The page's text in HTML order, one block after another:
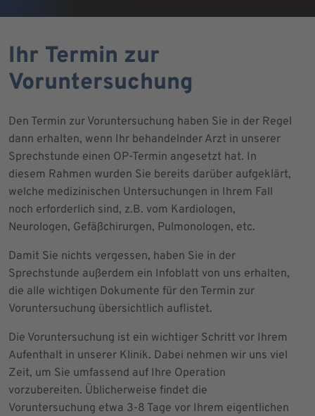
Ihr Termin zur
Voruntersuchung
Den Termin zur Voruntersuchung haben Sie in der Regel
dann erhalten, wenn Ihr behandelnder Arzt in unserer
Sprechstunde einen OP-Termin angesetzt hat. In
diesem Rahmen wurden Sie bereits darüber aufgeklärt,
welche medizinischen Untersuchungen in Ihrem Fall
noch erforderlich sind, z.B. vom Kardiologen,
Neurologen, Gefäßchirurgen, Pulmonologen, etc.
Damit Sie nichts vergessen, haben Sie in der
Sprechstunde außerdem ein Infoblatt von uns erhalten,
die alle wichtigen Dokumente für den Termin zur
Voruntersuchung übersichtlich auflistet.
Die Voruntersuchung ist ein wichtiger Schritt vor Ihrem
Aufenthalt in unserer Klinik. Dabei nehmen wir uns viel
Zeit, um Sie umfassend auf Ihre Operation
vorzubereiten. Üblicherweise findet die
Voruntersuchung etwa 3-8 Tage vor Ihrem eigentlichen